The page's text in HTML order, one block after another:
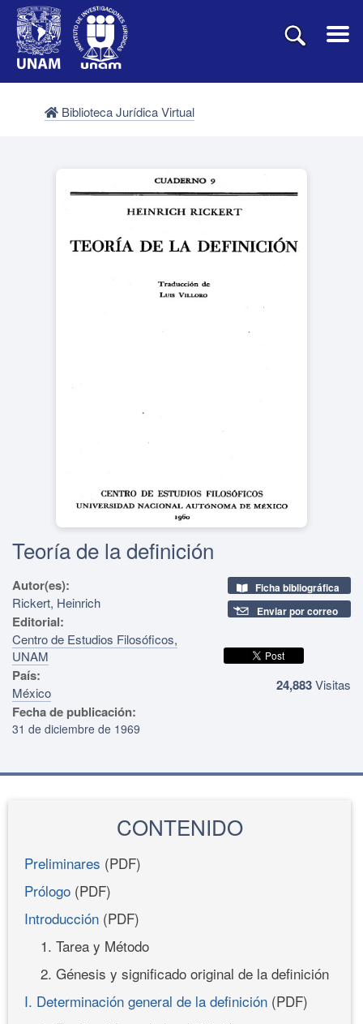
Biblioteca Jurídica Virtual
Teoría de la definición
Autor(es):
Rickert, Heinrich
Editorial:
Centro de Estudios Filosóficos,
UNAM
País:
México
Fecha de publicación:
31 de diciembre de 1969
Ficha bibliográfica
Enviar por correo
24,883Visitas
CONTENIDO
Preliminares (PDF)
Prólogo (PDF)
Introducción (PDF)
1. Tarea y Método
2. Génesis y significado original de la definición
I. Determinación general de la definición (PDF)